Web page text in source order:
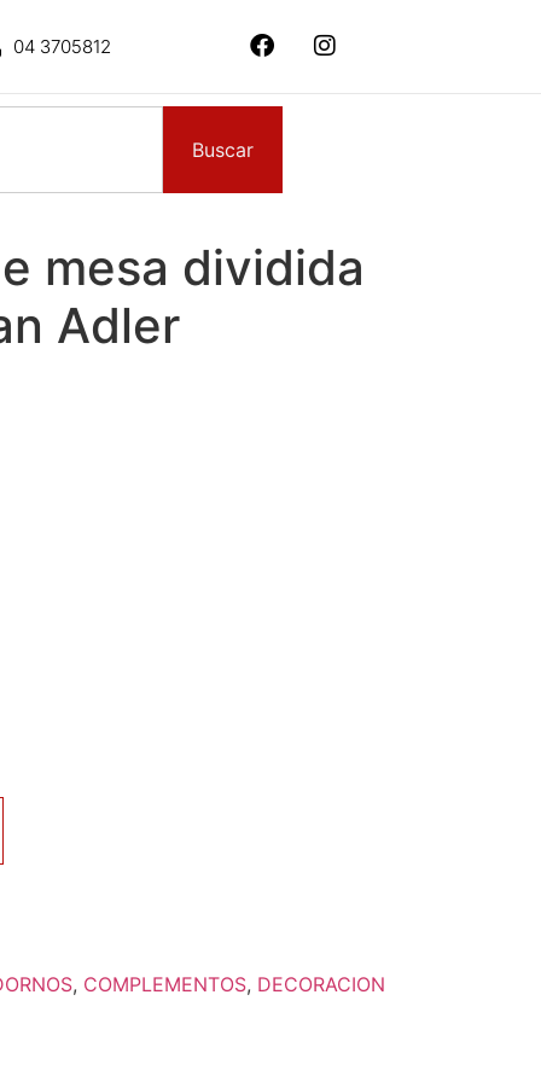
04 3705812
Buscar
mesa dividida
Adler
, COMPLEMENTOS, DECORACION